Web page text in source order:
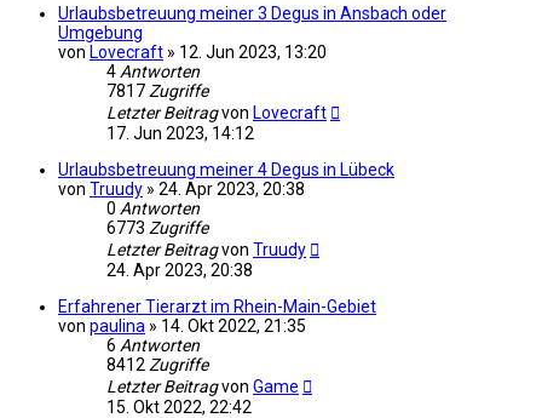
Urlaubsbetreuung meiner 3 Degus in Ansbach oder
Umgebung
von Lovecraft » 12. Jun 2023, 13:20
4 Antworten
7817 Zugriffe
Letzter Beitragvon Lovecraft
17. Jun 2023, 14:12
Urlaubsbetreuung meiner 4 Degus in Lübeck
von Truudy » 24. Apr 2023, 20:38
0 Antworten
6773 Zugriffe
Letzter Beitragvon Truudy
24. Apr 2023, 20:38
Erfahrener Tierarzt im Rhein-Main-Gebiet
von paulina » 14. Okt 2022, 21:35
6 Antworten
8412 Zugriffe
Letzter Beitragvon Game
15. Okt 2022, 22:42